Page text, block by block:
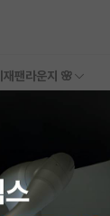
재팬라운지 🌸